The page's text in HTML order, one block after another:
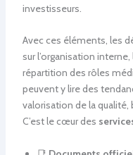
investisseurs.
Avec ces éléments, les
sur l’organisation
répartition des rôles
peuvent y lire des
valorisation de la qualité,
C’est le cœur des